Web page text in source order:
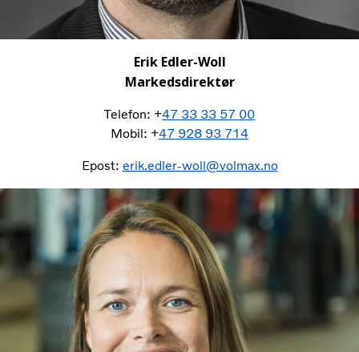
Erik Edler-Woll
Markedsdirektør
Telefon: +47 33 33 57 00
Mobil: +47 928 93 714
Epost: erik.edler-woll@volmax.no